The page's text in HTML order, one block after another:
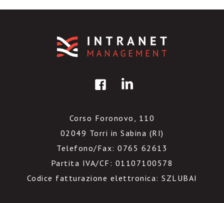
Corso Foronovo, 110
02049 Torri in Sabina (RI)
Telefono/Fax: 0765 62613
Partita IVA/CF: 01107100578
Codice fatturazione elettronica: SZLUBAI